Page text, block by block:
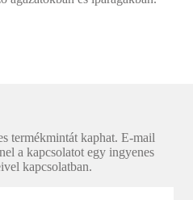
termékmintát kaphat. E-mail
a kapcsolatot egy ingyenes
kapcsolatban.